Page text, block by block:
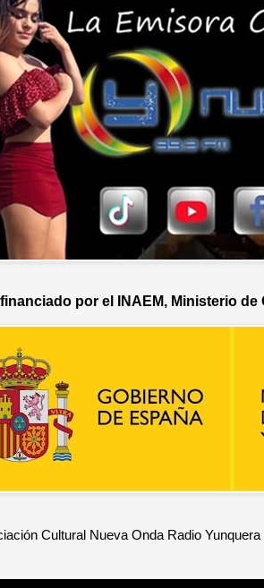
por el INAEM, Ministerio de
Cultural Nueva Onda Radio